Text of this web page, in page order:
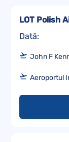
Dată:
LOT Polish
John F
Aeroportul